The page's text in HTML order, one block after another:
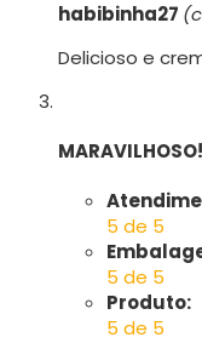
habibinha27
Delicioso e
5 de 5
5 de 5
Produto:
5 de 5